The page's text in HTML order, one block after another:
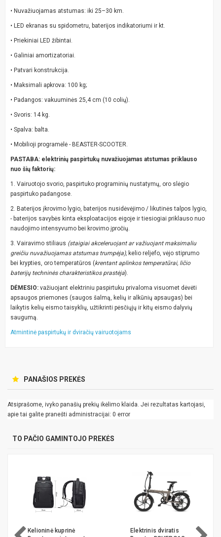
• Nuvažiuojamas atstumas: iki 25–30 km.
• LED ekranas su spidometru, baterijos indikatoriumi ir kt.
• Priekiniai LED žibintai.
• Galiniai amortizatoriai.
• Patvari konstrukcija.
• Maksimali apkrova: 100 kg;
• Padangos: vakuuminės 25,4 cm (10 colių).
• Svoris: 14 kg.
• Spalva: balta.
• Mobilioji programėlė - BEASTER-SCOOTER.
PASTABA: elektrinių paspirtukų nuvažiuojamas atstumas priklauso
nuo šių faktorių:
1. Vairuotojo svorio, paspirtuko programinių nustatymų, oro slėgio
paspirtuko padangose.
2. Baterijos įkrovimo lygio, baterijos nusidėvėjimo / likutinės talpos lygio,
- baterijos savybės kinta eksploatacijos eigoje ir tiesiogiai priklauso nuo
naudojimo intensyvumo bei krovimo įpročių.
3. Vairavimo stiliaus (staigiai akceleruojant ar važiuojant maksimaliu
greičiu nuvažiuojamas atstumas trumpėja), kelio reljefo, vėjo stiprumo
bei krypties, oro temperatūros (krentant aplinkos temperatūrai, ličio
baterijų techninės charakteristikos prastėja).
DĖMESIO: važiuojant elektriniu paspirtuku privaloma visuomet dėvėti
apsaugos priemones (saugos šalmą, kelių ir alkūnių apsaugas) bei
laikytis kelių eismo taisyklių, užtikrinti pėsčiųjų ir kitų eismo dalyvių
saugumą.
Atmintinė paspirtukų ir dviračių vairuotojams
PANAŠIOS PREKĖS
Atsiprašome, ivyko panašių prekių ikėlimo klaida. Jei rezultatas kartojasi,
apie tai galite pranešti administracijai: 0 error
TO PAČIO GAMINTOJO PREKĖS
Elektrinis dviratis
Stabdžių disko